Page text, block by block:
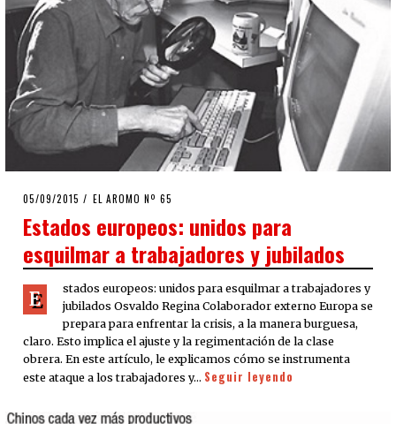
POSTED
05/09/2015 EL AROMO Nº 65
Estados europeos: unidos para
esquilmar a trabajadores y jubilados
E
stados europeos: unidos para esquilmar a trabajadores y
jubilados Osvaldo Regina Colaborador externo Europa se
prepara para enfrentar la crisis, a la manera burguesa,
claro. Esto implica el ajuste y la regimentación de la clase
obrera. En este artículo, le explicamos cómo se instrumenta
este ataque a los trabajadores y… Seguir leyendo